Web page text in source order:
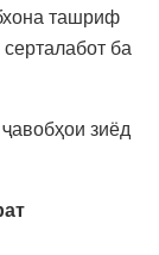
ташриф
ба
зиёд